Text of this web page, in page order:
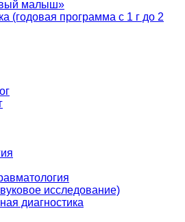
малыш»
(годовая программа с 1 г до 2
исследование)
диагностика